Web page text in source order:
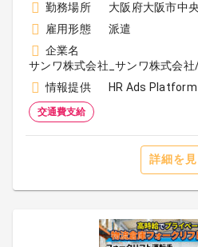
勤務場所
大阪府大阪市中
雇用形態
派遣
企業名
サンワ株式会社_サンワ株式会
情報提供
HR Ads Platform
交通費支給
詳細を